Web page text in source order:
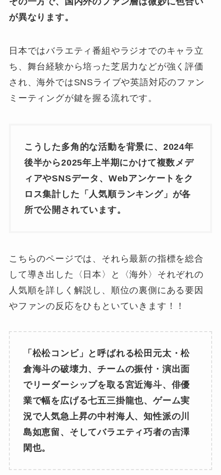
が異なります。
日本ではバラエティ番組やラジオでのキャラ立
ち、舞台経験から培った芝居力などが強く評価
され、海外ではSNSライブや英語対応のファン
ミーティングが鍵を握る流れです。
こうした多角的な活動を背景に、2024年
後半から2025年上半期にかけて複数メデ
ィアやSNSデータ、Webアンケートをク
ロス集計した「人気順ランキング」が各
所で公開されています。
こちらのページでは、それら最新の指標を総合
して導き出した〈日本〉と〈海外〉それぞれの
人気順を詳しく解説し、順位の裏側にある要因
やファンの反応をひもといていきます！！
「松松コンビ」と呼ばれる松田元太・松
倉海斗の破壊力、チームの振付・演出面
でリーダーシップを取る宮近海斗、俳優
業で幅を広げる七五三掛龍也、ゲーム実
況で人気急上昇の中村海人、知性派の川
島如恵留、そしてバラエティ巧者の吉澤
閑也。